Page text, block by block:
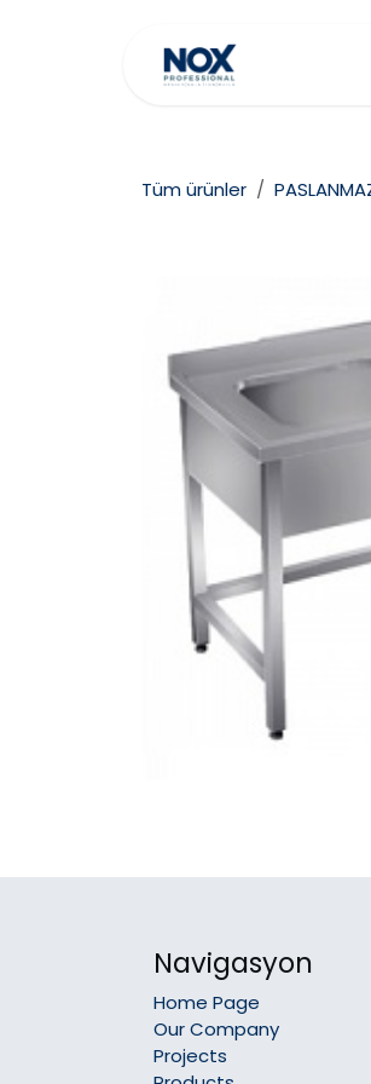
Tüm ürünler
Navigasyon
Home Page
Our Company
Projects